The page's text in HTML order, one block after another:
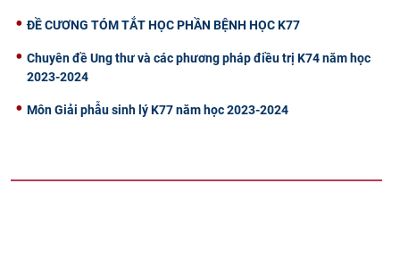
ĐỀ CƯƠNG TÓM TẮT HỌC PHẦN BỆNH HỌC K77
Chuyên đề Ung thư và các phương pháp điều trị K74 năm học
2023-2024
Môn Giải phẫu sinh lý K77 năm học 2023-2024